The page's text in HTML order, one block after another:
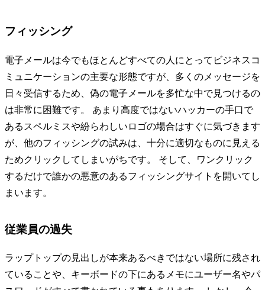
フィッシング
電子メールは今でもほとんどすべての人にとってビジネスコ
ミュニケーションの主要な形態ですが、多くのメッセージを
日々受信するため、偽の電子メールを多忙な中で見つけるの
は非常に困難です。 あまり高度ではないハッカーの手口で
あるスペルミスや紛らわしいロゴの場合はすぐに気づきます
が、他のフィッシングの試みは、十分に適切なものに見える
ためクリックしてしまいがちです。 そして、ワンクリック
するだけで誰かの悪意のあるフィッシングサイトを開いてし
まいます。
従業員の過失
ラップトップの見出しが本来あるべきではない場所に残され
ていることや、キーボードの下にあるメモにユーザー名やパ